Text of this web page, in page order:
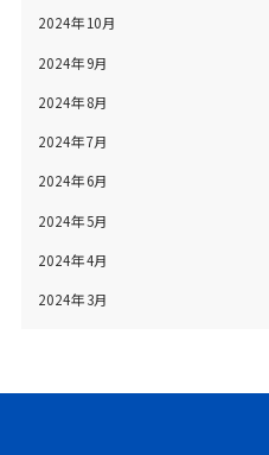
2024年10月
2024年9月
2024年8月
2024年7月
2024年6月
2024年5月
2024年4月
2024年3月